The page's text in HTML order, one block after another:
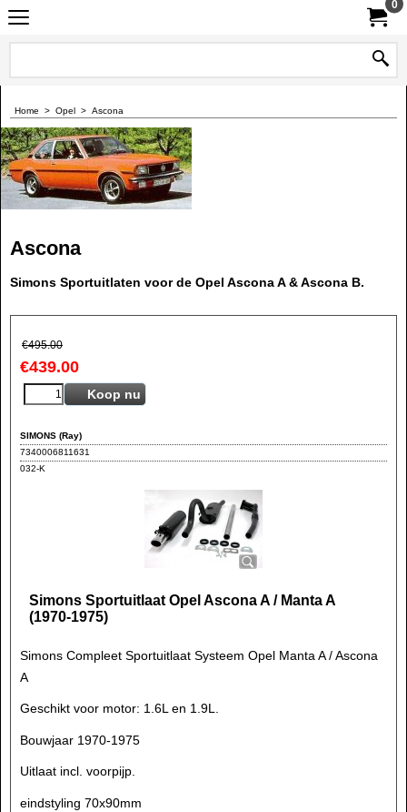
0
Home > Opel > Ascona
Ascona
Simons Sportuitlaten voor de Opel Ascona A & Ascona B.
€495.00
€439.00
Koop nu
SIMONS (Ray)
7340006811631
032-K
Simons Sportuitlaat Opel Ascona A / Manta A
(1970-1975)
Simons Compleet Sportuitlaat Systeem Opel Manta A / Ascona
A
Geschikt voor motor: 1.6L en 1.9L.
Bouwjaar 1970-1975
Uitlaat incl. voorpijp.
eindstyling 70x90mm